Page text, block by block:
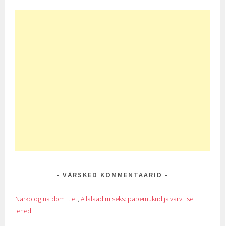
VÄRSKED KOMMENTAARID
Narkolog na dom_tiet,Allalaadimiseks: pabernukud ja värvi ise
lehed